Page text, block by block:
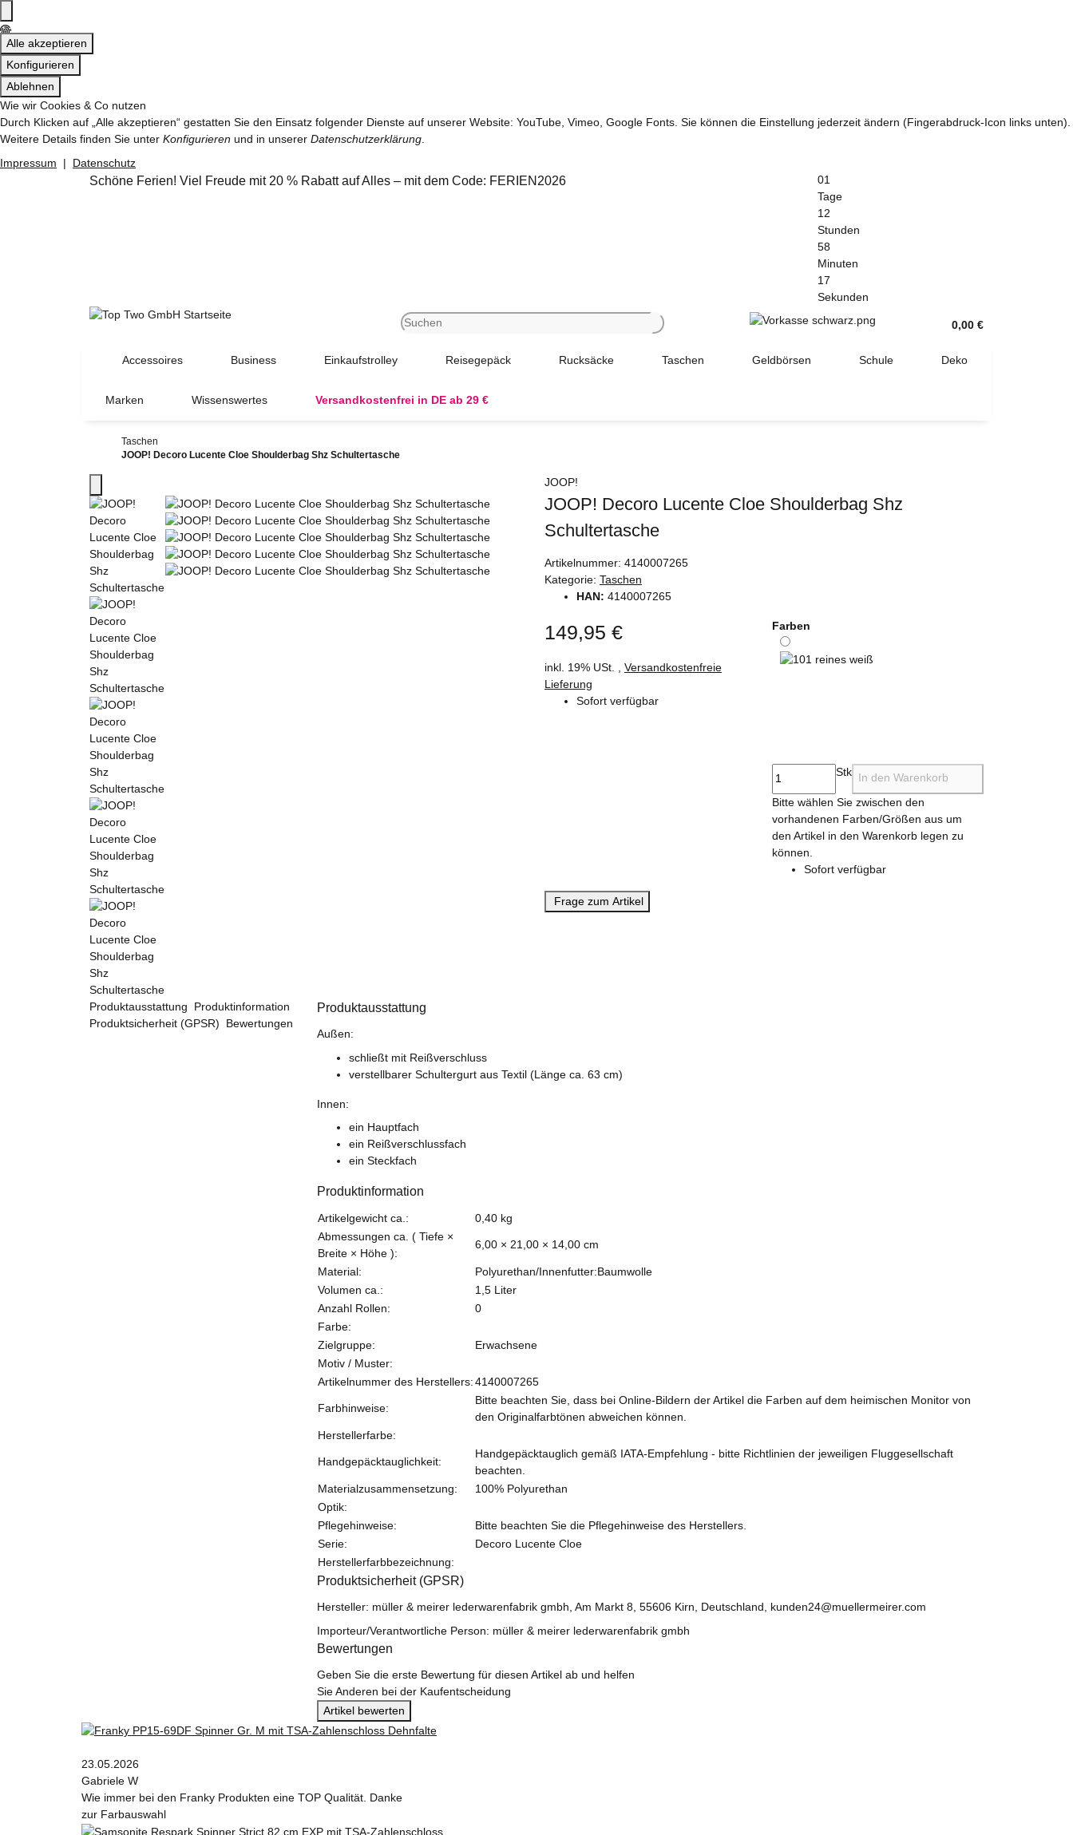
Alle akzeptieren
Konfigurieren
Ablehnen
Wie wir Cookies & Co nutzen
Durch Klicken auf „Alle akzeptieren“ gestatten Sie den Einsatz folgender Dienste auf unserer Website: YouTube, Vimeo, Google Fonts. Sie können die Einstellung jederzeit ändern (Fingerabdruck-Icon links unten).
Weitere Details finden Sie unter Konfigurieren und in unserer Datenschutzerklärung
Impressum
| Datenschutz
Schöne Ferien! Viel Freude mit 20 % Rabatt auf Alles – mit dem Code: FERIEN2026
01
Tage
12
Stunden
58
Minuten
16
Sekunden
0,00 €
Accessoires Business Einkaufstrolley Reisegepäck Rucksäcke Taschen Geldbörsen Schule Deko
Marken Wissenswertes Versandkostenfrei in DE ab 29 €
Taschen
JOOP! Decoro Lucente Cloe Shoulderbag Shz Schultertasche
JOOP!
JOOP! Decoro Lucente Cloe Shoulderbag Shz
Schultertasche
Artikelnummer: 4140007265
Kategorie: Taschen
HAN: 4140007265
149,95 €
inkl. 19% USt. , Versandkostenfreie
Lieferung
Sofort verfügbar
Farben
Stk In den Warenkorb
x
Bitte wählen Sie zwischen den
vorhandenen Farben/Größen aus um
den Artikel in den Warenkorb legen zu
können.
Sofort verfügbar
Frage zum Artikel
Produktausstattung
Produktinformation
Produktsicherheit (GPSR)
Bewertungen
Produktausstattung
Außen:
schließt mit Reißverschluss
verstellbarer Schultergurt aus Textil (Länge ca. 63 cm)
Innen:
ein Hauptfach
ein Reißverschlussfach
ein Steckfach
Produktinformation
Produkteigenschaft
Wert
Artikelgewicht ca.: 0,40 kg
Abmessungen ca. ( Tiefe ×
Breite × Höhe ):
6,00 × 21,00 × 14,00 cm
Material:
Polyurethan/Innenfutter:Baumwolle
Volumen ca.:
1,5 Liter
Anzahl Rollen:
0
Farbe:
Zielgruppe:
Erwachsene
Motiv / Muster:
Artikelnummer des Herstellers:4140007265
Farbhinweise:
Bitte beachten Sie, dass bei Online-Bildern der Artikel die Farben auf dem heimischen Monitor von
den Originalfarbtönen abweichen können.
Herstellerfarbe:
Handgepäcktauglichkeit:
Handgepäcktauglich gemäß IATA-Empfehlung - bitte Richtlinien der jeweiligen Fluggesellschaft
beachten.
Materialzusammensetzung:
100% Polyurethan
Optik:
Pflegehinweise:
Bitte beachten Sie die Pflegehinweise des Herstellers.
Serie:
Decoro Lucente Cloe
Herstellerfarbbezeichnung:
Produktsicherheit (GPSR)
Hersteller: müller & meirer lederwarenfabrik gmbh, Am Markt 8, 55606 Kirn, Deutschland, kunden24@muellermeirer.com
Importeur/Verantwortliche Person: müller & meirer lederwarenfabrik gmbh
Bewertungen
Geben Sie die erste Bewertung für diesen Artikel ab und helfen
Sie Anderen bei der Kaufentscheidung
Artikel bewerten
23.05.2026
Gabriele W
Wie immer bei den Franky Produkten eine TOP Qualität. Danke
zur Farbauswahl